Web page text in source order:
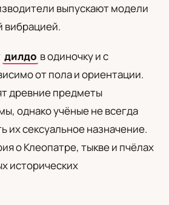
выпускают модели
вибрацией.
дилдо в одиночку и с
от пола и ориентации.
древние предметы
однако учёные не всегда
их сексуальное назначение.
о Клеопатре, тыкве и пчёлах
исторических